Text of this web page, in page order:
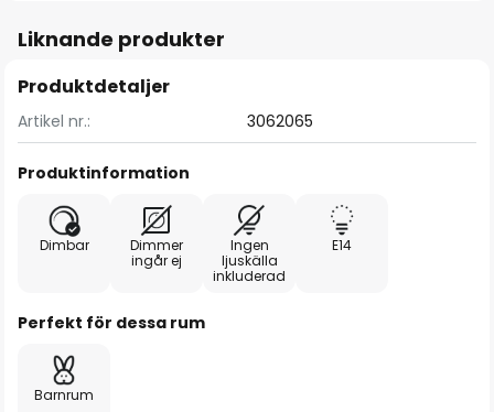
Liknande produkter
Produktdetaljer
Artikel nr.: 3062065
Produktinformation
Dimbar
Dimmer
ingår ej
Ingen
ljuskälla
inkluderad
E14
Perfekt för dessa rum
Barnrum